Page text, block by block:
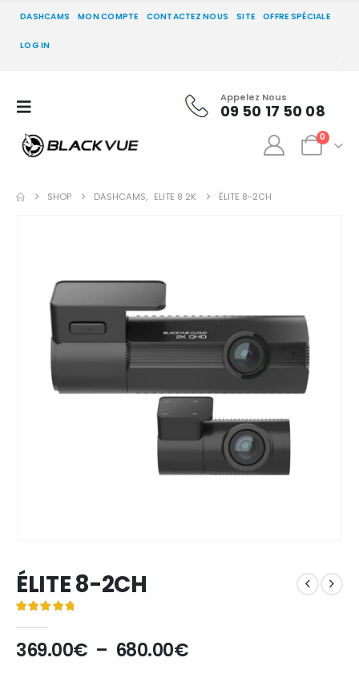
DASHCAMS MON COMPTE CONTACTEZ NOUS SITE OFFRE SPÉCIALE
LOG IN
Appelez Nous
09 50 17 50 08
0
SHOP DASHCAMS, ELITE 8 2K ÉLITE 8-2CH
ÉLITE 8-2CH
369.00€ – 680.00€Plage